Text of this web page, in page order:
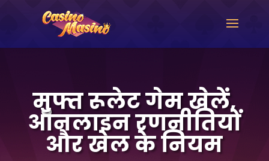
मुफ्त रूलेट गेम खेलें,
ऑनलाइन रणनीतियों
और खेल के नियम